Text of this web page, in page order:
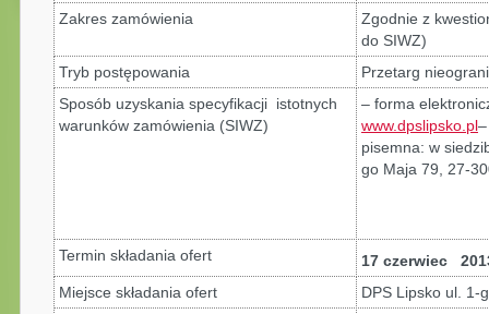
Zakres zamówienia
Zgodnie z
do SIWZ)
Tryb postępowania
Przetarg
Sposób uzyskania specyfikacji istotnych
warunków zamówienia (SIWZ)
– forma
www.dpslipsko.pl
pisemna: w
go Maja 79, 27-
Termin składania ofert
17 czerwiec
Miejsce składania ofert
DPS Lipsko ul. 1-